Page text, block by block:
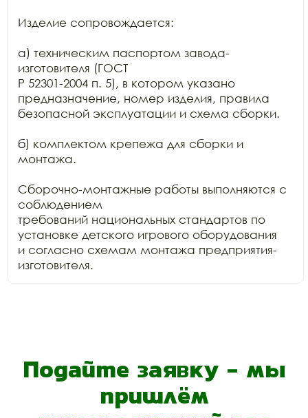
Изделие сопровождается:
а) техническим паспортом завода-
изготовителя (ГОСТ
Р 52301-2004 п. 5), в котором указано
предназначение, номер изделия, правила
безопасной эксплуатации и схема сборки.
б) комплектом крепежа для сборки и
монтажа.
Сборочно-монтажные работы выполняются с
соблюдением
требований национальных стандартов по
установке детского игрового оборудования
и согласно схемам монтажа предприятия-
изготовителя.
Подайте заявку - мы
пришлём